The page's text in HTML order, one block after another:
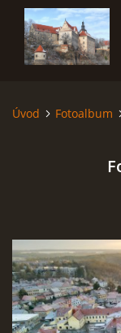
ÚVOD
VIDEA
POUŽITÁ
Úvod Fotoalbum